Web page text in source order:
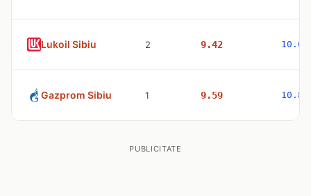
Lukoil Sibiu 2 9.42 10.63
Gazprom Sibiu 1 9.59 10.83
PUBLICITATE